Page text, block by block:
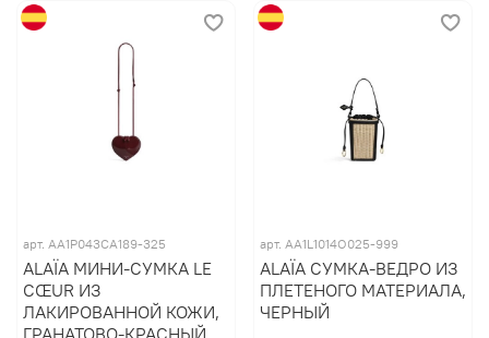
арт. AA1P043CA189-325
ALAÏA МИНИ-СУМКА LE
CŒUR ИЗ
ЛАКИРОВАННОЙ КОЖИ,
арт. AA1L1014O025-999
ALAÏA СУМКА-ВЕДРО ИЗ
ПЛЕТЕНОГО МАТЕРИАЛА,
ЧЕРНЫЙ